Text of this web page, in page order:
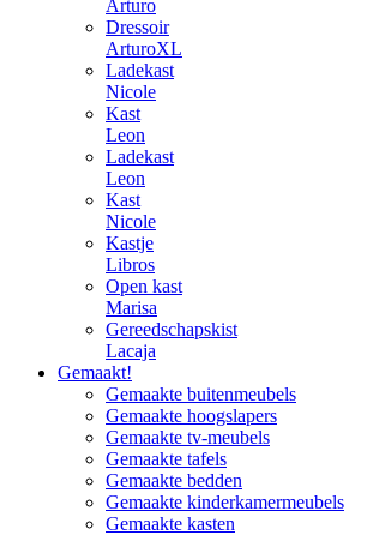
Arturo
Dressoir
ArturoXL
Ladekast
Nicole
Kast
Leon
Ladekast
Leon
Kast
Nicole
Kastje
Libros
Open kast
Marisa
Gereedschapskist
Lacaja
Gemaakt!
Gemaakte buitenmeubels
Gemaakte hoogslapers
Gemaakte tv-meubels
Gemaakte tafels
Gemaakte bedden
Gemaakte kinderkamermeubels
Gemaakte kasten